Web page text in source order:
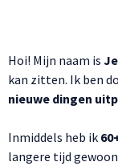
Hoi! Mijn naam is
kan zitten. Ik ben
nieuwe dingen
Inmiddels heb ik
langere tijd